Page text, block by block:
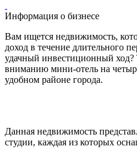
Информация о бизнесе
Вам ищется недвижимость,
доход в течение длительного
удачный инвестиционный
вниманию мини-отель на
удобном районе города.
Данная недвижимость
студии, каждая из которых